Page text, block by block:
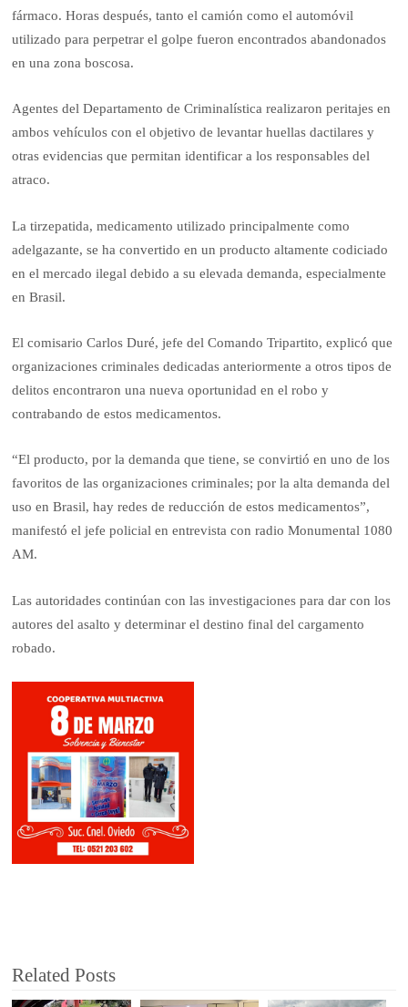
fármaco. Horas después, tanto el camión como el automóvil
utilizado para perpetrar el golpe fueron encontrados abandonados
en una zona boscosa.
Agentes del Departamento de Criminalística realizaron peritajes en
ambos vehículos con el objetivo de levantar huellas dactilares y
otras evidencias que permitan identificar a los responsables del
atraco.
La tirzepatida, medicamento utilizado principalmente como
adelgazante, se ha convertido en un producto altamente codiciado
en el mercado ilegal debido a su elevada demanda, especialmente
en Brasil.
El comisario Carlos Duré, jefe del Comando Tripartito, explicó que
organizaciones criminales dedicadas anteriormente a otros tipos de
delitos encontraron una nueva oportunidad en el robo y
contrabando de estos medicamentos.
“El producto, por la demanda que tiene, se convirtió en uno de los
favoritos de las organizaciones criminales; por la alta demanda del
uso en Brasil, hay redes de reducción de estos medicamentos”,
manifestó el jefe policial en entrevista con radio Monumental 1080
AM.
Las autoridades continúan con las investigaciones para dar con los
autores del asalto y determinar el destino final del cargamento
robado.
Related Posts